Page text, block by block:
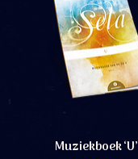
Muziekboek ‘U’